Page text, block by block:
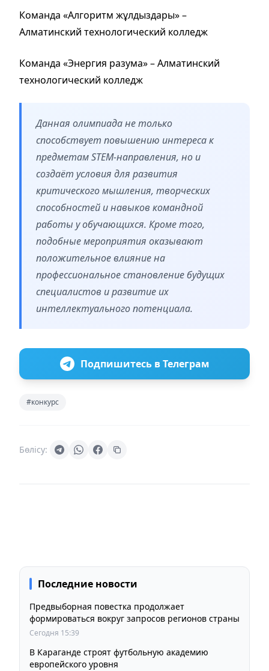
Команда «Алгоритм жұлдыздары» –
Алматинский технологический колледж
Команда «Энергия разума» – Алматинский
технологический колледж
Данная олимпиада не только
способствует повышению интереса к
предметам STEM-направления, но и
создаёт условия для развития
критического мышления, творческих
способностей и навыков командной
работы у обучающихся. Кроме того,
подобные мероприятия оказывают
положительное влияние на
профессиональное становление будущих
специалистов и развитие их
интеллектуального потенциала.
Подпишитесь в Телеграм
#конкурс
Бөлісу:
Последние новости
Предвыборная повестка продолжает
формироваться вокруг запросов регионов страны
Сегодня 15:39
В Караганде строят футбольную академию
европейского уровня